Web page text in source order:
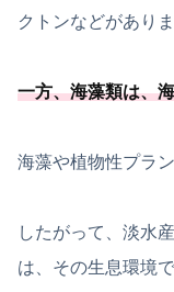
クトンなどがありま
一方、海藻類は、
海藻や植物性プラ
したがって、淡水
は、その生息環境で